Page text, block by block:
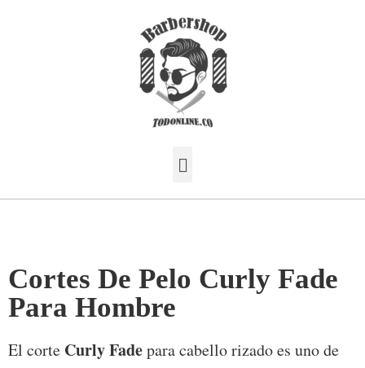
Cortes De Pelo Curly Fade
Para Hombre
El corte Curly Fadepara cabello rizado es uno de